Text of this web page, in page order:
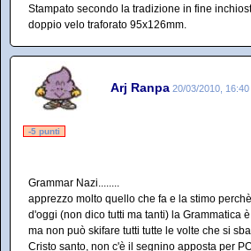
Stampato secondo la tradizione in fine
doppio velo traforato 95x126mm.
Arj Ranpa 20/03/2010, 16:40
-5 punti
Grammar Nazi........
apprezzo molto quello che fa e la stimo
d'oggi (non dico tutti ma tanti) la Grammatica
ma non può skifare tutti tutte le volte che si
Cristo santo, non c'è il segnino apposta per